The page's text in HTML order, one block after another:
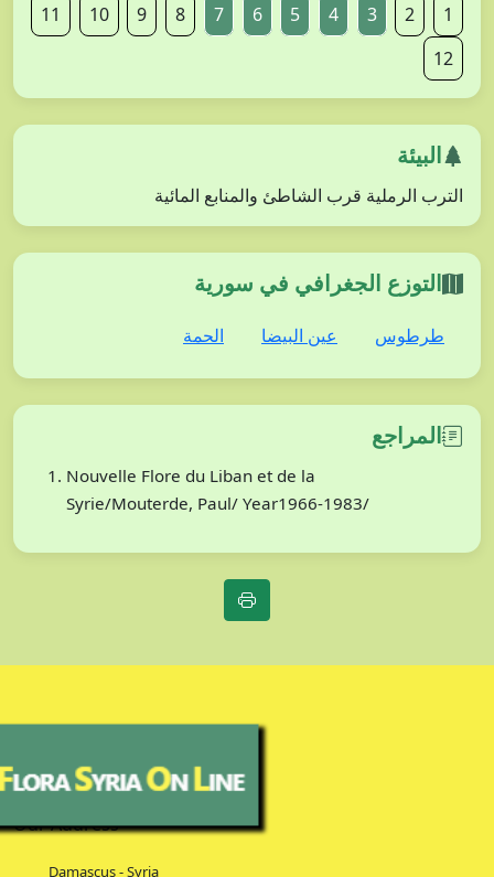
1
2
3
4
5
6
7
8
9
10
11
12
البيئة
الترب الرملية قرب الشاطئ والمنابع المائية
التوزع الجغرافي في سورية
طرطوس عين البيضا الحمة
المراجع
Nouvelle Flore du Liban et de la
Syrie/Mouterde, Paul/ Year1966-1983/
Our Address
Damascus - Syria